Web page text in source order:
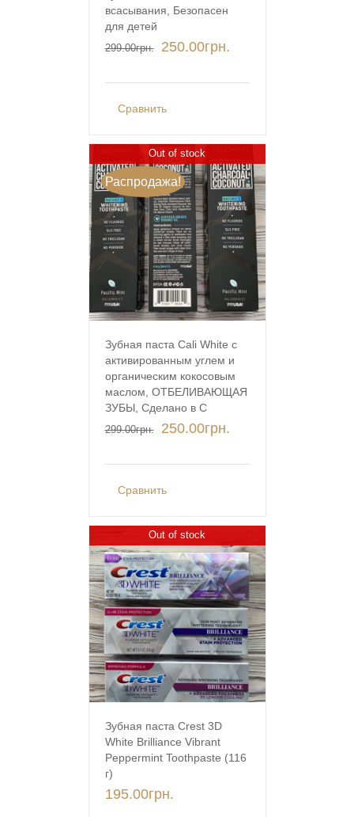
всасывания, Безопасен
для детей
299.00грн. 250.00грн.
Сравнить
Распродажа!
Out of stock
Зубная паста Cali White с
активированным углем и
органическим кокосовым
маслом, ОТБЕЛИВАЮЩАЯ
ЗУБЫ, Сделано в С
299.00грн. 250.00грн.
Сравнить
Out of stock
Зубная паста Crest 3D
White Brilliance Vibrant
Peppermint Toothpaste (116
г)
195.00грн.